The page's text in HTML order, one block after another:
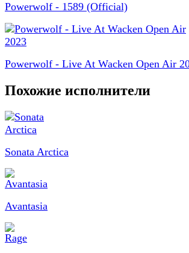
Powerwolf - 1589 (Official)
Powerwolf - Live At Wacken Open Air
Похожие исполнители
Sonata Arctica
Avantasia